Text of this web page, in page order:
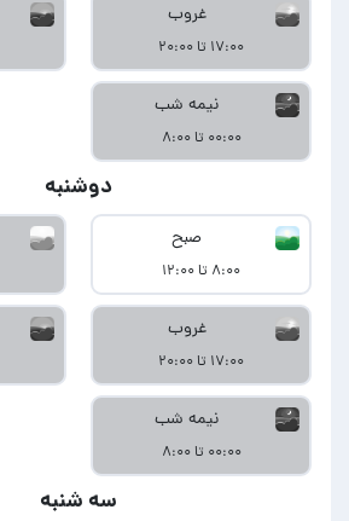
غروب
۱۷:۰۰ تا ۲۰:۰۰
نیمه شب
۰۰:۰۰ تا ۸:۰۰
دوشنبه
صبح
۸:۰۰ تا ۱۲:۰۰
غروب
۱۷:۰۰ تا ۲۰:۰۰
نیمه شب
۰۰:۰۰ تا ۸:۰۰
سه شنبه